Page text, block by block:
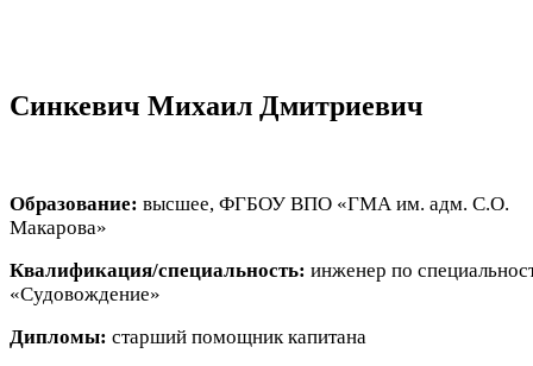
Синкевич Михаил Дмитриевич
Образование: высшее, ФГБОУ ВПО «ГМА им. адм. С.О.
Макарова»
Квалификация/специальность: инженер по
«Судовождение»
Дипломы: старший помощник капитана